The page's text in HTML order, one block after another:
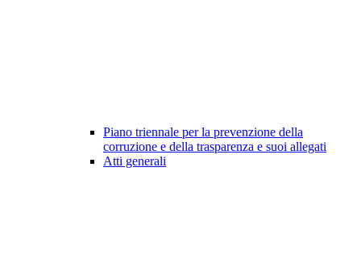
Piano triennale per la prevenzione della
corruzione e della trasparenza e suoi allegati
Atti generali